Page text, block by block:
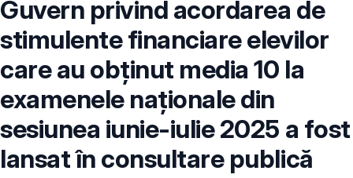
Guvern privind acordarea de
stimulente financiare elevilor
care au obținut media 10 la
examenele naționale din
sesiunea iunie-iulie 2025 a fost
lansat în consultare publică